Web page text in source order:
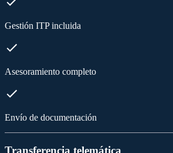
Gestión ITP incluida
Asesoramiento completo
Envío de documentación
Transferencia telemática